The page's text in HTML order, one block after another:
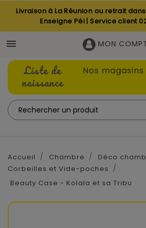
Livraison à La Réunion ou retrait
Enseigne Péi | Service client
 MON
Liste de
naissance
Nos magasins
Accueil Chambre
Déco
Corbeilles et Vide-poches
Beauty Case - Kolala et sa Tribu